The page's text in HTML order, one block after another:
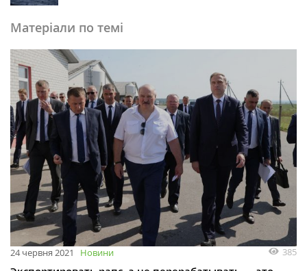
Матеріали по темі
24 червня 2021 Новини 385